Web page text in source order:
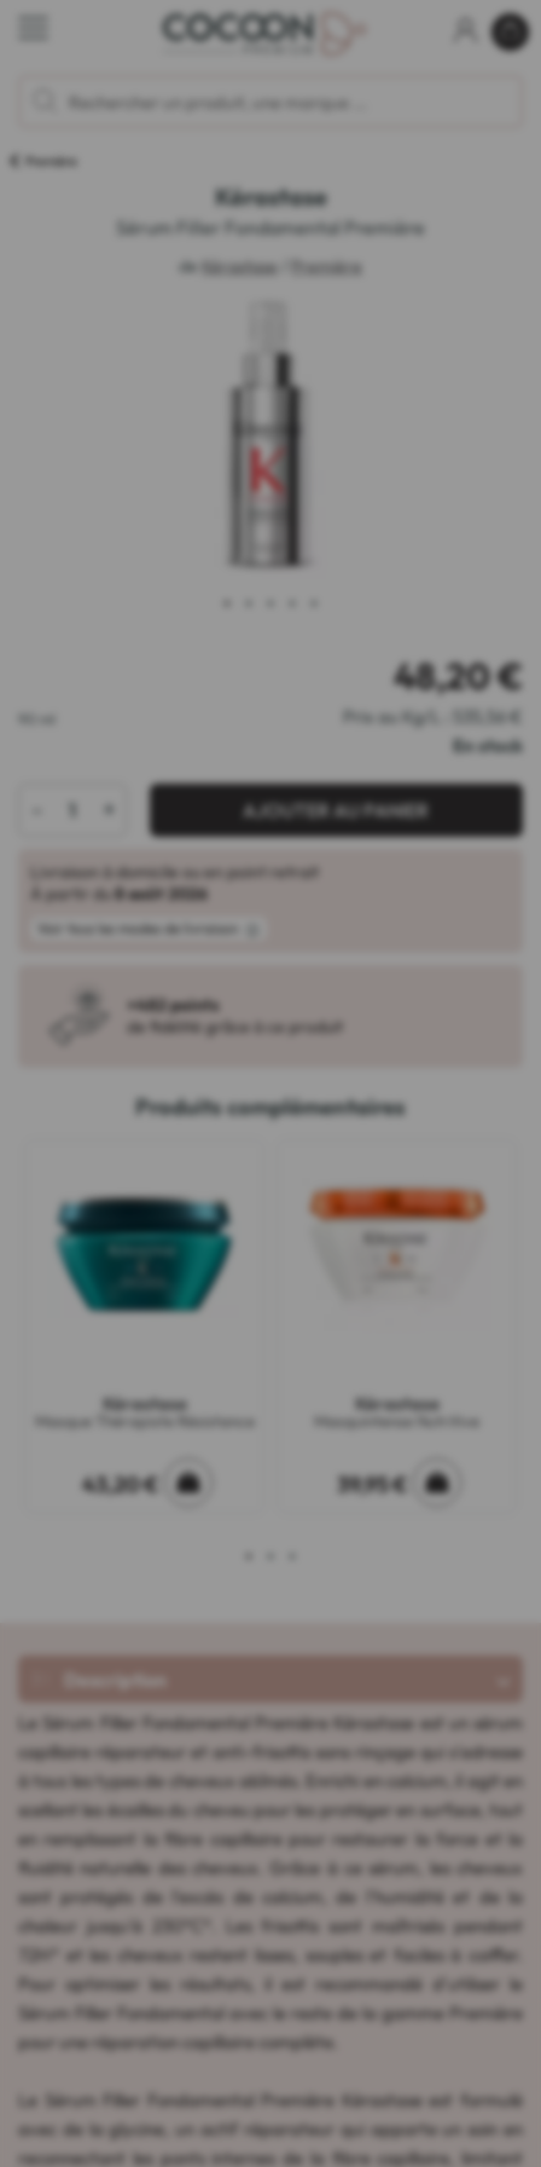
Première
Kérastase
Sérum Filler Fondamental Première
de Kérastase Première
48,20€
Prix au Kg/L : 535,56 €
En stock
+ AJOUTER AU PANIER
Livraison à domicile ou en point retrait
À partir du 8 août 2026
Voir tous les modes de livraison
+482 points
de fidélité grâce à ce produit
Produits complémentaires
Kérastase
Masque Thérapiste Résistance
43,20 €
Kérastase
Masquintense Nutritive
39,95 €
Description
Le Sérum Filler Fondamental Première Kérastase est un sérum
capillaire réparateur et anti-frisottis sans rinçage qui s'adresse
à tous les types de cheveux abîmés. Enrichi en calcium, il agit en
scellant les écailles du cheveu pour les protéger en surface, tout
en remplissant la fibre capillaire pour restaurer la force et la
fluidité naturelle des cheveux. Grâce à ce sérum, les cheveux
sont protégés de l'excès de calcium, de l'humidité et de la
chaleur jusqu'à 230°C*. Les frisottis sont maîtrisés pendant
72H* et les cheveux restent lisses, souples et faciles à coiffer.
Pour optimiser les résultats, il est recommandé d'utiliser le
Sérum Filler Fondamental avec le reste de la gamme Première
pour une réparation capillaire complète.
Le Sérum Filler Fondamental Première Kérastase est formulé
avec de la glycine, un actif réparateur qui apporte un soin en
reconnectant les ponts internes de la fibre capillaire, limitant